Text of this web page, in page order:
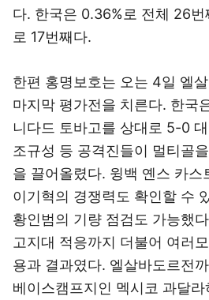
다. 한국은 0.36%로 전체 26번
로 17번째다.
한편 홍명보호는 오는 4일 엘
마지막 평가전을 치른다. 한국
니다드 토바고를 상대로 5-0
조규성 등 공격진들이 멀티골
을 끌어올렸다. 윙백 옌스 카스
이기혁의 경쟁력도 확인할 수
황인범의 기량 점검도 가능했
고지대 적응까지 더불어 여러
용과 결과였다. 엘살바도르전
베이스캠프지인 멕시코 과달